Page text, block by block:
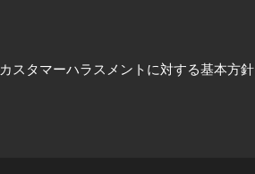
カスタマーハラスメントに対する基本方針